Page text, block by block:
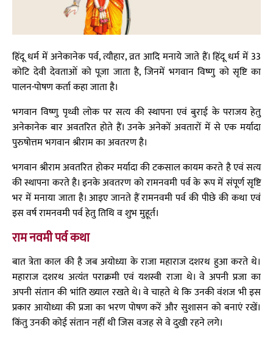
हिंदू धर्म में अनेकानेक पर्व, त्यौहार, व्रत आदि मनाये जाते हैं। हिंदू धर्म में 33
कोटि देवी देवताओं को पूजा जाता है, जिनमें भगवान विष्णु को सृष्टि का
पालन-पोषण कर्ता कहा जाता है।
भगवान विष्णु पृथ्वी लोक पर सत्य की स्थापना एवं बुराई के पराजय हेतु
अनेकानेक बार अवतरित होते हैं। उनके अनेकों अवतारों में से एक मर्यादा
पुरुषोत्तम भगवान श्रीराम का अवतरण है।
भगवान श्रीराम अवतरित होकर मर्यादा की टकसाल कायम करते है एवं सत्य
की स्थापना करते है। इनके अवतरण को रामनवमी पर्व के रूप में संपूर्ण सृष्टि
भर में मनाया जाता है। आइए जानते हैं रामनवमी पर्व की पीछे की कथा एवं
इस वर्ष रामनवमी पर्व हेतु तिथि व शुभ मुहूर्त।
राम नवमी पर्व कथा
बात त्रेता काल की है जब अयोध्या के राजा महाराज दशरथ हुआ करते थे।
महाराज दशरथ अत्यंत पराक्रमी एवं यशस्वी राजा थे। वे अपनी प्रजा का
अपनी संतान की भांति ख्याल रखते थे। वे चाहते थे कि उनकी वंशज भी इस
प्रकार आयोध्या की प्रजा का भरण पोषण करें और सुशासन को बनाएं रखें।
किंतु उनकी कोई संतान नहीं थी जिस वजह से वे दुखी रहने लगे।